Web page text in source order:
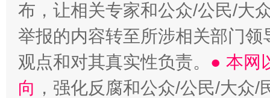
布，让相关专家和公众/公民/大
举报的内容转至所涉相关部门
观点和对其真实性负责。 ● 本网
向 ，强化反腐和公众/公民/大众